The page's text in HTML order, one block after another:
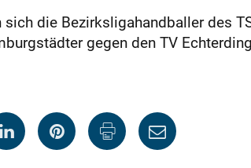
die Bezirksligahandballer des
gegen den TV